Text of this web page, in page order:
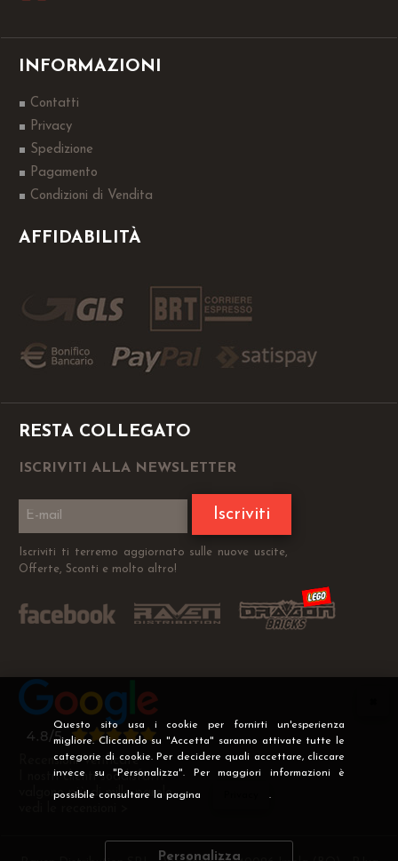
Questo sito usa i cookie per fornirti un'esperienza
migliore. Cliccando su "Accetta" saranno attivate tutte le
categorie di cookie. Per decidere quali accettare, cliccare
invece su "Personalizza". Per maggiori informazioni è
possibile consultare la pagina .
Personalizza
INFORMAZIONI
Contatti
Privacy
Spedizione
Pagamento
Condizioni di Vendita
AFFIDABILITÀ
RESTA COLLEGATO
ISCRIVITI ALLA NEWSLETTER
Iscriviti
Iscriviti ti terremo aggiornato sulle nuove uscite,
Offerte, Sconti e molto altro!
Recensioni Verificate
I nostri clienti soddisfatti
valgono più di mille parole